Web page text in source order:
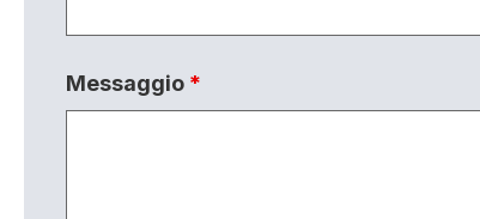
Messaggio *